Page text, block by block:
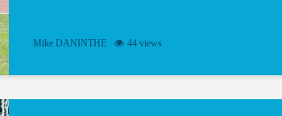
Mike DANINTHE 44 views